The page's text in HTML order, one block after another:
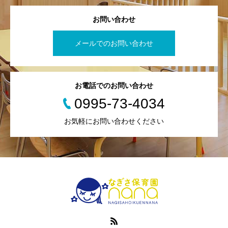
お問い合わせ
メールでのお問い合わせ
お電話でのお問い合わせ
0995-73-4034
お気軽にお問い合わせください